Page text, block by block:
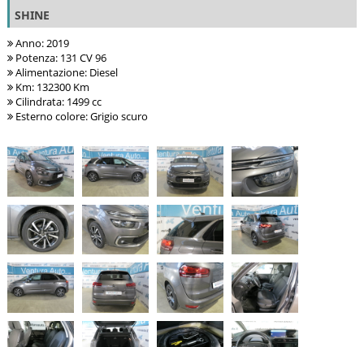
SHINE
Anno: 2019
Potenza: 131 CV 96
Alimentazione: Diesel
Km: 132300 Km
Cilindrata: 1499 cc
Esterno colore: Grigio scuro